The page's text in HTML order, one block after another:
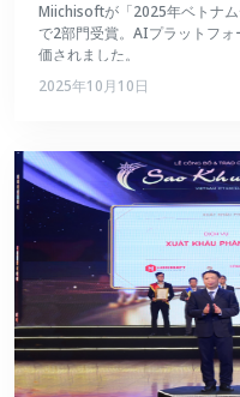
Miichisoftが「2025年ベトナム
で2部門受賞。AIプラットフ
価されました。
2025年10月10日